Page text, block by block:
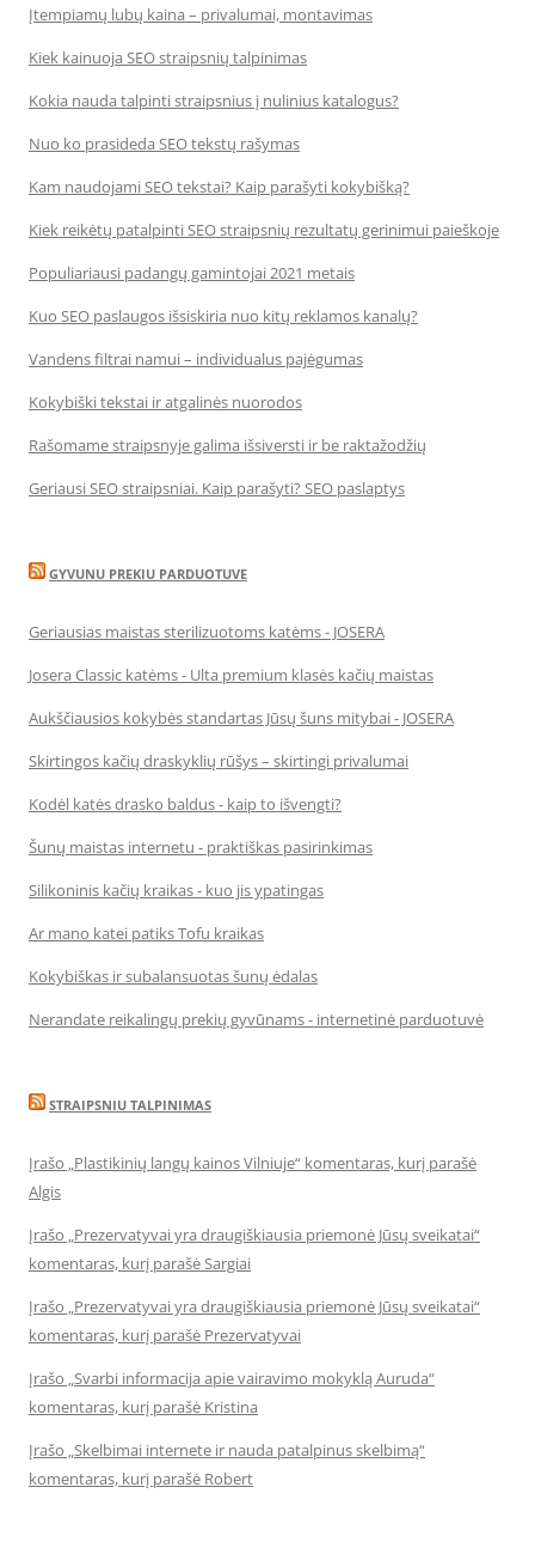
Įtempiamų lubų kaina – privalumai, montavimas
Kiek kainuoja SEO straipsnių talpinimas
Kokia nauda talpinti straipsnius į nulinius katalogus?
Nuo ko prasideda SEO tekstų rašymas
Kam naudojami SEO tekstai? Kaip parašyti kokybišką?
Kiek reikėtų patalpinti SEO straipsnių rezultatų gerinimui paieškoje
Populiariausi padangų gamintojai 2021 metais
Kuo SEO paslaugos išsiskiria nuo kitų reklamos kanalų?
Vandens filtrai namui – individualus pajėgumas
Kokybiški tekstai ir atgalinės nuorodos
Rašomame straipsnyje galima išsiversti ir be raktažodžių
Geriausi SEO straipsniai. Kaip parašyti? SEO paslaptys
GYVUNU PREKIU PARDUOTUVE
Geriausias maistas sterilizuotoms katėms - JOSERA
Josera Classic katėms - Ulta premium klasės kačių maistas
Aukščiausios kokybės standartas Jūsų šuns mitybai - JOSERA
Skirtingos kačių draskyklių rūšys – skirtingi privalumai
Kodėl katės drasko baldus - kaip to išvengti?
Šunų maistas internetu - praktiškas pasirinkimas
Silikoninis kačių kraikas - kuo jis ypatingas
Ar mano katei patiks Tofu kraikas
Kokybiškas ir subalansuotas šunų ėdalas
Nerandate reikalingų prekių gyvūnams - internetinė parduotuvė
STRAIPSNIU TALPINIMAS
Įrašo „Plastikinių langų kainos Vilniuje“ komentaras, kurį parašė
Algis
Įrašo „Prezervatyvai yra draugiškiausia priemonė Jūsų sveikatai“
komentaras, kurį parašė Sargiai
Įrašo „Prezervatyvai yra draugiškiausia priemonė Jūsų sveikatai“
komentaras, kurį parašė Prezervatyvai
Įrašo „Svarbi informacija apie vairavimo mokyklą Auruda“
komentaras, kurį parašė Kristina
Įrašo „Skelbimai internete ir nauda patalpinus skelbimą“
komentaras, kurį parašė Robert